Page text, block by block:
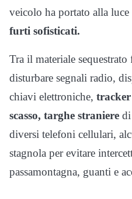
veicolo ha portato alla
furti sofisticati.
Tra il materiale sequestrato
disturbare segnali radio,
chiavi elettroniche,
scasso, targhe straniere
diversi telefoni cellulari,
stagnola per evitare
passamontagna, guanti e